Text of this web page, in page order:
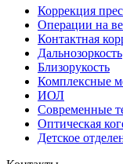
Коррекция
Операции на
Контактная
Дальнозоркость
Близорукость
Комплексные
ИОЛ
Современные
Оптическая
Детское